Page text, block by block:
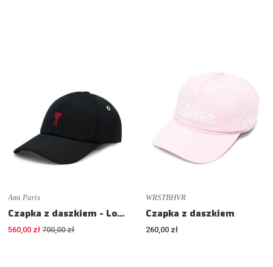
Ami Paris
Czapka z daszkiem - Logo
560,00 zł 700,00 zł
WRSTBHVR
Czapka z daszkiem
260,00 zł